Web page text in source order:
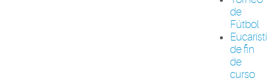
de
Fútbol
de fin
de
curso